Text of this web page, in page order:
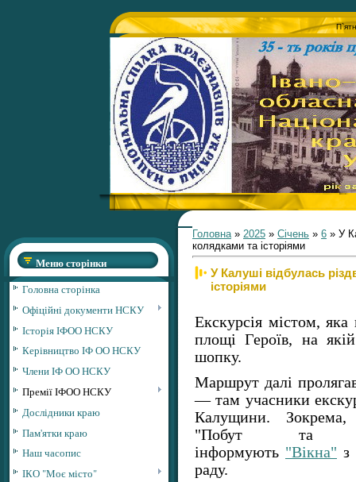
Меню сторінки
Головна сторінка
Офіційні документи НСКУ
Історія ІФОО НСКУ
Керівництво ІФ ОО НСКУ
Члени ІФ ОО НСКУ
Премії ІФОО НСКУ
Дослідники краю
Пам'ятки краю
Наш часопис
ІКО "Моє місто"
Головна» 2025 » Січень » 6 » У
колядками та історіями
У Калуші відбулась
історіями
Екскурсія містом, яка
площі Героїв, на
шопку.
Маршрут далі
— там учасники
Калущини. Зокрема,
"Побут та
інформують "Вікна" з
раду.